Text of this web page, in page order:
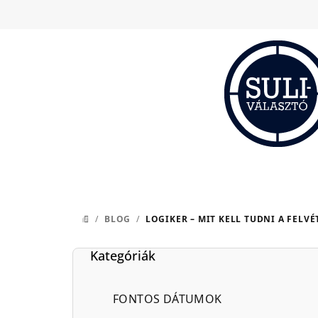
KEZDŐLAP
/ BLOG / LOGIKER – MIT KELL TUDNI A
O Kategóriák
Kategóriák
FONTOS DÁTUMOK